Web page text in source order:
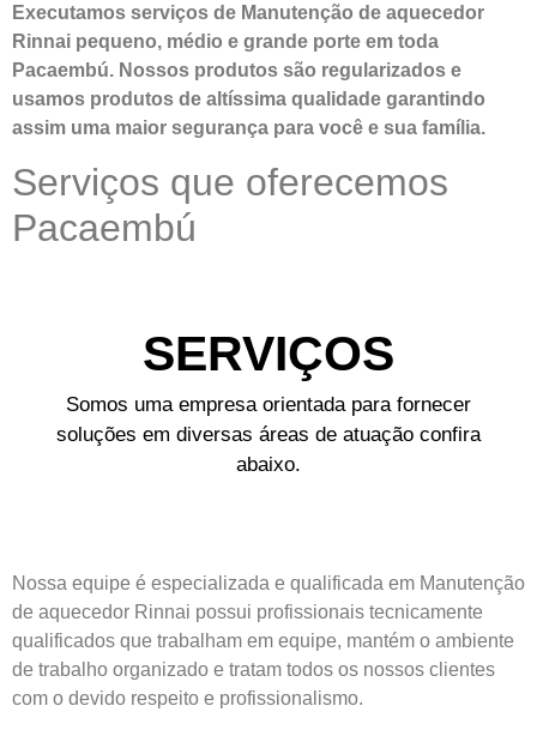
Executamos serviços de Manutenção de aquecedor
Rinnai pequeno, médio e grande porte em toda
Pacaembú. Nossos produtos são regularizados e
usamos produtos de altíssima qualidade garantindo
assim uma maior segurança para você e sua família.
Serviços que oferecemos
Pacaembú
SERVIÇOS
Somos uma empresa orientada para fornecer
soluções em diversas áreas de atuação confira
abaixo.
Nossa equipe é especializada e qualificada em Manutenção
de aquecedor Rinnai possui profissionais tecnicamente
qualificados que trabalham em equipe, mantém o ambiente
de trabalho organizado e tratam todos os nossos clientes
com o devido respeito e profissionalismo.